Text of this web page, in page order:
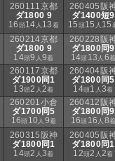
260111京都
ダ1800 9
16 頭14 人 13 着
260405阪
ダ1400短9
15 頭15 人 15
260214京都
ダ1800 9
14頭9 人9着
260228阪
ダ1800同9
14頭 13 人 6
260117京都
ダ1900同1
13頭2 人2着
260404阪
ダ1800同5
14頭1 人3着
260201小倉
ダ1700同5
16頭 10 人 9着
260412阪
ダ1800同9
16頭 16 人 8
260315阪神
ダ1800同1
14頭2 人3着
260405阪
ダ1800同1
12頭2 人2着